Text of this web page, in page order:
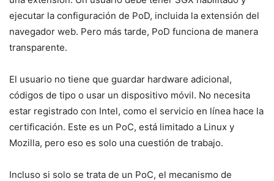
ejecutar la configuración de PoD, incluida la extensión del
navegador web. Pero más tarde, PoD funciona de manera
transparente.
El usuario no tiene que guardar hardware adicional,
códigos de tipo o usar un dispositivo móvil. No necesita
estar registrado con Intel, como el servicio en línea hace la
certificación. Este es un PoC, está limitado a Linux y
Mozilla, pero eso es solo una cuestión de trabajo.
Incluso si solo se trata de un PoC, el mecanismo de